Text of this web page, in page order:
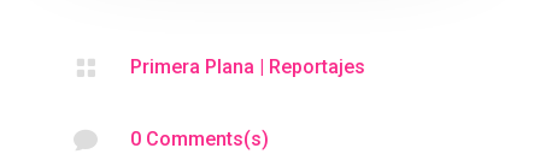
 Primera Plana | Reportajes
 0 Comments(s)